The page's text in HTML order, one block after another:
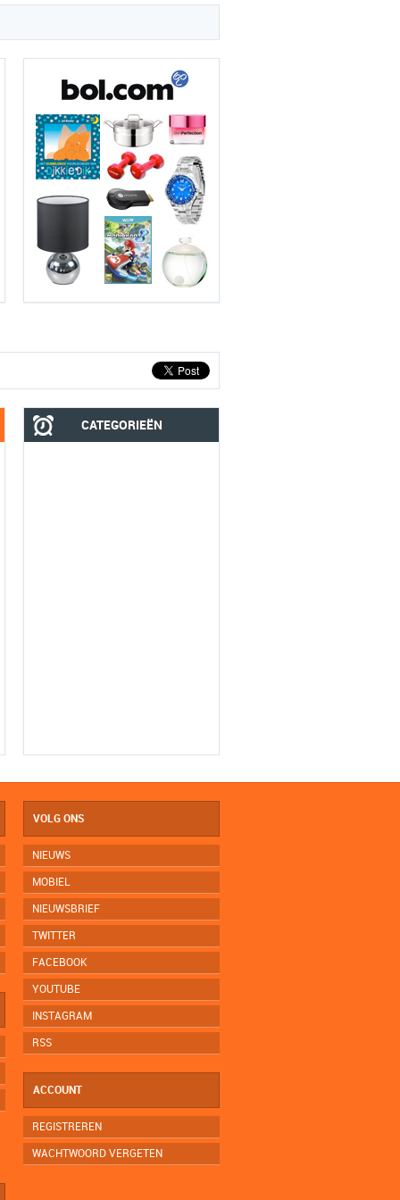
CATEGORIEËN
VOLG ONS
NIEUWS
MOBIEL
NIEUWSBRIEF
TWITTER
FACEBOOK
YOUTUBE
INSTAGRAM
RSS
ACCOUNT
REGISTREREN
WACHTWOORD VERGETEN